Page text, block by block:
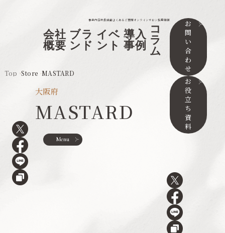
事業内容取扱店舗よくあるご質問オンラインサロン採用情報
会社
概要
ブラ
ンド
イベ
ント
導入
事例
コ
ラ
ム
お
問
い
合
わ
せ
お
役
立
ち
資
料
Menu
Top Store MASTARD
大阪府
MASTARD